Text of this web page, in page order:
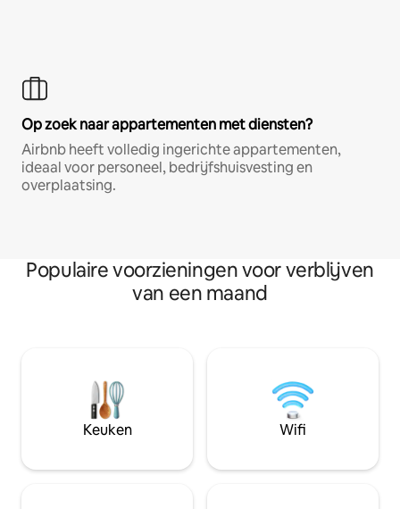
Op zoek naar appartementen met diensten?
Airbnb heeft volledig ingerichte appartementen,
ideaal voor personeel, bedrijfshuisvesting en
overplaatsing.
Populaire voorzieningen voor verblijven
van een maand
Keuken Wifi